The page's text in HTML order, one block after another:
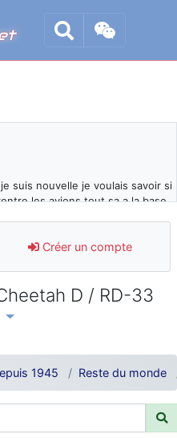
suis nouvelle je voulais savoir si
les avions tout sa a la base
blocages du site ces derniers
le spam et les bots trop nocifs
du sujet sur l'Armée de l'Air,
mêmes noms qu'aujourd'hui
Créer un compte
D / RD-33
1945 Reste du monde